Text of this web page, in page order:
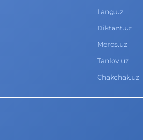
Lang.uz
Diktant.uz
Meros.uz
Tanlov.uz
Chakchak.uz